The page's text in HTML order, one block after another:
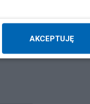
AKCEPTUJĘ